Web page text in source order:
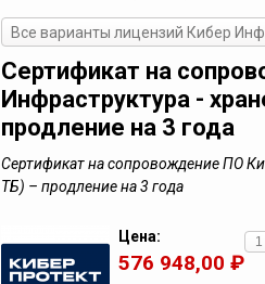
Все варианты лицензий Кибер
Сертификат на
Инфраструктура -
продление на 3 года
Сертификат на сопровождение ПО
ТБ) – продление на 3 года
Цена:
576 948,00 ₽